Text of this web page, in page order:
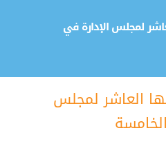
لمجلس الإدارة في
العاشر لمجلس